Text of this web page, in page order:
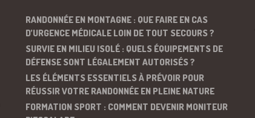
RANDONNÉE EN MONTAGNE : QUE FAIRE EN CAS
D’URGENCE MÉDICALE LOIN DE TOUT SECOURS ?
SURVIE EN MILIEU ISOLÉ : QUELS ÉQUIPEMENTS DE
DÉFENSE SONT LÉGALEMENT AUTORISÉS ?
LES ÉLÉMENTS ESSENTIELS À PRÉVOIR POUR
RÉUSSIR VOTRE RANDONNÉE EN PLEINE NATURE
FORMATION SPORT : COMMENT DEVENIR MONITEUR